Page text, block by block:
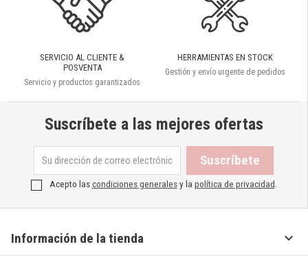
SERVICIO AL CLIENTE &
POSVENTA
Servicio y productos garantizados
HERRAMIENTAS EN STOCK
Gestión y envío urgente de pedidos
Suscríbete a las mejores ofertas
Acepto lascondiciones generalesy la política de privacidad
Información de la tienda 